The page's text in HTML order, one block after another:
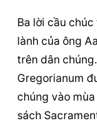
Ba lời cầu
lành của ông
trên dân
Gregorianum
chúng vào
sách